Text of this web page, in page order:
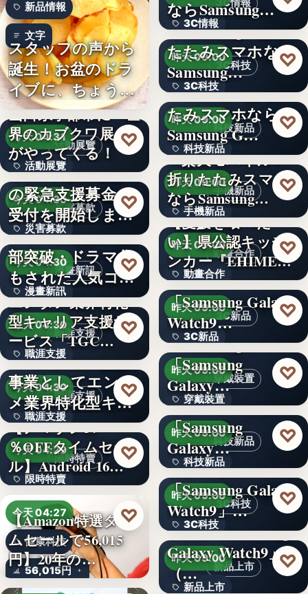
新品情報
文字
スタッフの声から
誕生！お盆のドラ
イブに、ちょうど
いい。「…
活動展覽
今天 04:31
活動展覽
60
山口県宇部市に『世
界のカブクワ展』
がやってくる！
♡
災害募款
今天 04:30
災害募款
文字
令和8年熊本地震へ
の緊急支援募金の
受付を開始しまし
た
♡
漫畫新訊
今天 04:30
漫畫新訊
文字
シリーズ累計40万
部突破・ドラマ化
もされた人気コミ
ック！…
♡
職涯支援
今天 04:30
職涯支援
330,000
エンタメ業界特化
型キャリア支援サ
ービス「TGC…
♡
職涯支援
今天 04:30
職涯支援
文字
W TOKYO、新規
事業としてエンタ
メ業界特化型キャ
リア…
♡
限時特賣
今天 04:29
限時特賣
15,800円
【アマゾン37
％OFFタイムセー
ル】Android 16…
♡
今天 04:27
健康科技
56,015円
【Amazon特選タイ
ムセールで56,015
円】20年の…
♡
3C情報
3C情報
文字
ならSamsung…
3C科技
昨天 09:00
3C科技
文字
＜Samsung＞折り
たたみスマホなら
Samsung…
♡
科技新品
昨天 09:00
科技新品
文字
＜ドコモ＞折りた
たみスマホなら
Samsung G…
♡
手機新品
昨天 09:00
手機新品
4.1
＜楽天モバイル＞
折りたたみスマホ
ならSamsung…
♡
動畫合作
昨天 09:00
動畫合作
108
【愛媛を喰べた
い】県公認キッチ
ンカー『EHIMEみ
きゃん…
♡
3C新品
昨天 09:00
3C新品
文字
＜OPEN＞
「Samsung Galaxy
Watch9…
♡
穿戴裝置
昨天 09:00
穿戴裝置
文字
＜Samsung＞
「Samsung
Galaxy…
♡
科技新品
昨天 09:00
科技新品
文字
＜ソフトバンク＞
「Samsung
Galaxy…
♡
3C科技
昨天 09:00
3C科技
文字
＜ドコモ＞
「Samsung Galaxy
Watch9」…
♡
新品上市
昨天 09:00
新品上市
＜au＞「Samsung
Galaxy Watch9」
（…
♡